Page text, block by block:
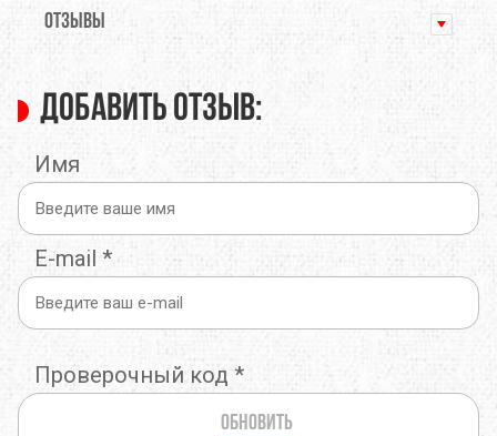
ОТЗЫВЫ
Добавить отзыв:
Имя
E-mail *
Проверочный код *
Обновить